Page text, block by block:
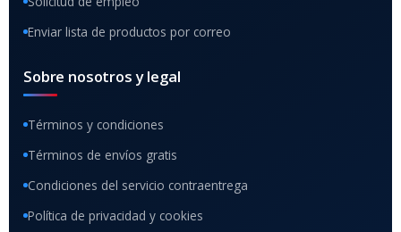
Enviar lista de productos por correo
Sobre nosotros y legal
Términos y condiciones
Términos de envíos gratis
Condiciones del servicio contraentrega
Política de privacidad y cookies